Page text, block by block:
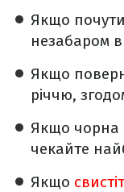
Якщо
незабаром
Якщо
річчю,
Якщо чорна
чекайте
Якщо